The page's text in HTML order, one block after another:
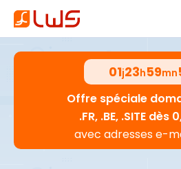
01j23h59mn
Offre spéciale
.FR, .BE, .SITE
avec adresses e-